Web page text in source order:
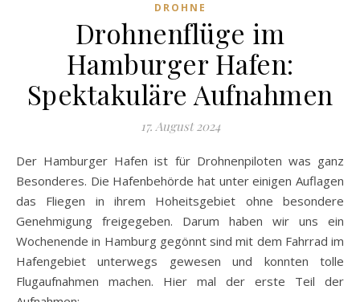
DROHNE
Drohnenflüge im
Hamburger Hafen:
Spektakuläre Aufnahmen
17. August 2024
Der Hamburger Hafen ist für Drohnenpiloten was ganz
Besonderes. Die Hafenbehörde hat unter einigen Auflagen
das Fliegen in ihrem Hoheitsgebiet ohne besondere
Genehmigung freigegeben. Darum haben wir uns ein
Wochenende in Hamburg gegönnt sind mit dem Fahrrad im
Hafengebiet unterwegs gewesen und konnten tolle
Flugaufnahmen machen. Hier mal der erste Teil der